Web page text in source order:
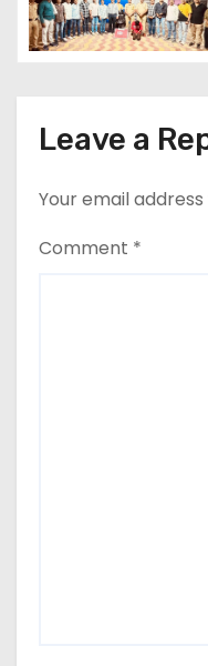
o
Leave a
Your email
Comment *